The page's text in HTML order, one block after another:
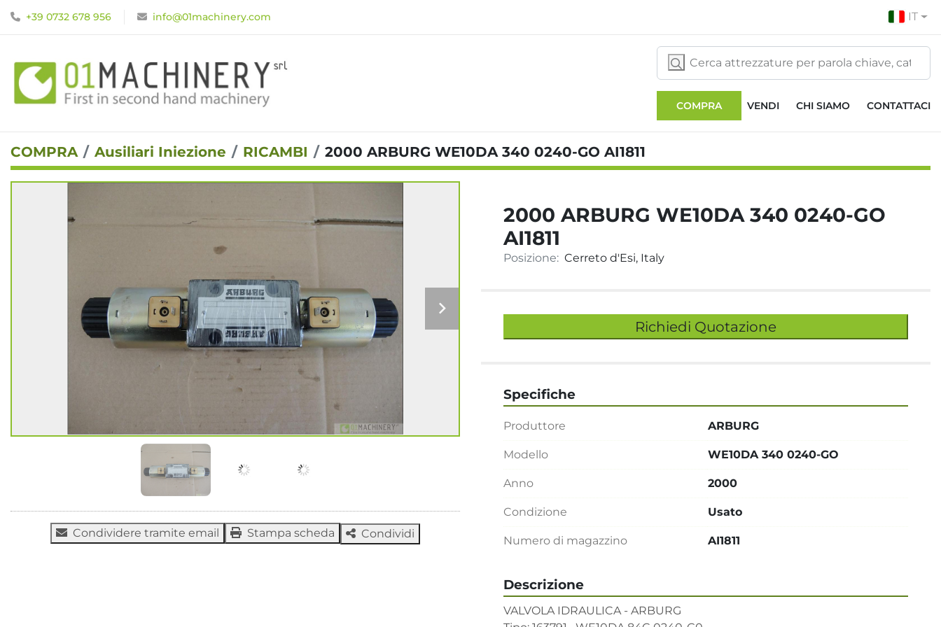
+39 0732 678 956 info@01machinery.com IT
COMPRA VENDI CHI SIAMO CONTATTACI
COMPRA Ausiliari Iniezione RICAMBI 2000 ARBURG WE10DA 340 0240-GO AI1811
Condividere tramite email Stampa scheda Condividi
2000 ARBURG WE10DA 340 0240-GO
AI1811
Posizione: Cerreto d'Esi, Italy
Richiedi Quotazione
Descrizione
VALVOLA IDRAULICA - ARBURG
Specifiche
Produttore ARBURG
Modello WE10DA 340 0240-GO
Anno 2000
Condizione Usato
Numero di magazzino AI1811